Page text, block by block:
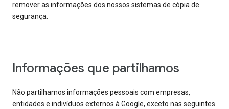
remover as informações dos nossos sistemas de cópia de
segurança.
Informações que partilhamos
Não partilhamos informações pessoais com empresas,
entidades e indivíduos externos à Google, exceto nas seguintes